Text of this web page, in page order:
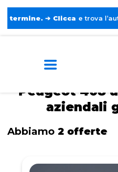
➔ Clicca e trova l’auto
Peugeot 408
aziendali
Abbiamo 2 offerte